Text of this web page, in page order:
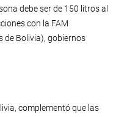
debe ser de 150 litros al
con la FAM
de Bolivia), gobiernos
complementó que las